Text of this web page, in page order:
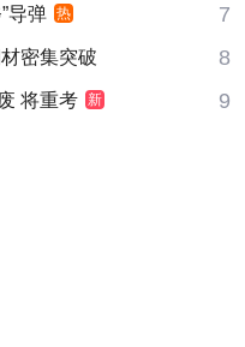
导弹 热 7
密集突破 8
将重考 新 9